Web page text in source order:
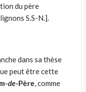
du père
S.S-N.].
dans sa thèse
peut être cette
de-Père, comme